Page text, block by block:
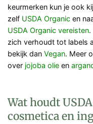
keurmerken kun je ook
zelf USDA Organic en
USDA Organic vereisten.
zich verhoudt tot labels
bekijk dan Vegan. Meer
over jojoba olie en
Wat houdt
cosmetica en